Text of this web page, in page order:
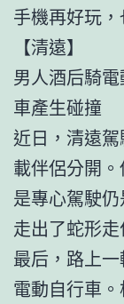
手機再好玩
【清遠】
男人酒后騎
車產生碰撞
近日，清遠
載伴侶分開
是專心駕駛
走出了蛇形走
最后，路上
電動自行車